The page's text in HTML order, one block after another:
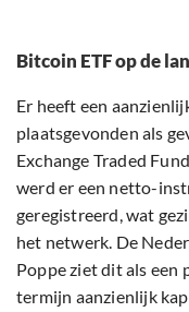
Bitcoin ETF op de
Er heeft een
plaatsgevonden als
Exchange Traded
werd er een netto-
geregistreerd, wat
het netwerk. De
Poppe ziet dit als een
termijn aanzienlijk